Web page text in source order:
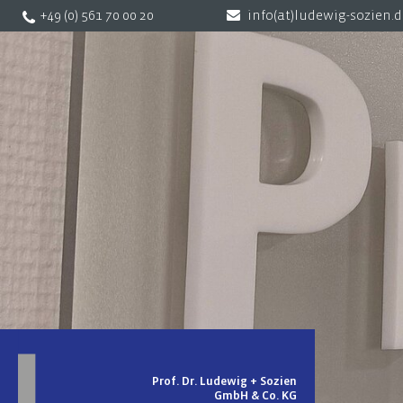
Prof. Dr. Ludewig + Sozien
GmbH & Co. KG
+49 (0) 561 70 00 20 info(at)ludewig-